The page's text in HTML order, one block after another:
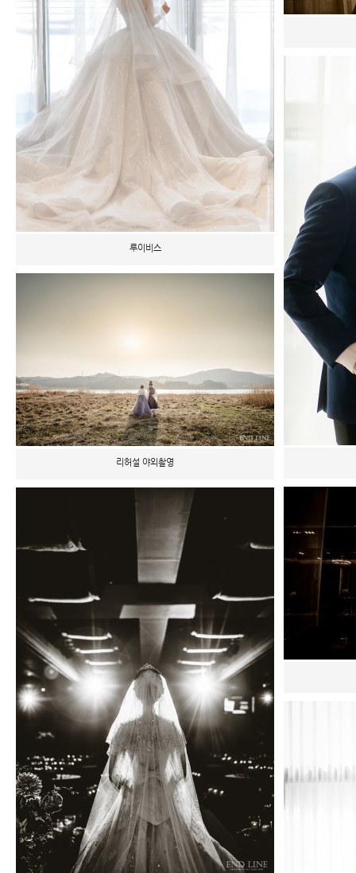
루이비스
리허설 야외촬영